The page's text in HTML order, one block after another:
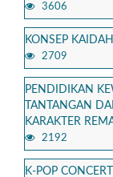
3606
KONSEP
2709
PENDIDIKAN
TANTANGAN
KARAKTER
2192
K-POP